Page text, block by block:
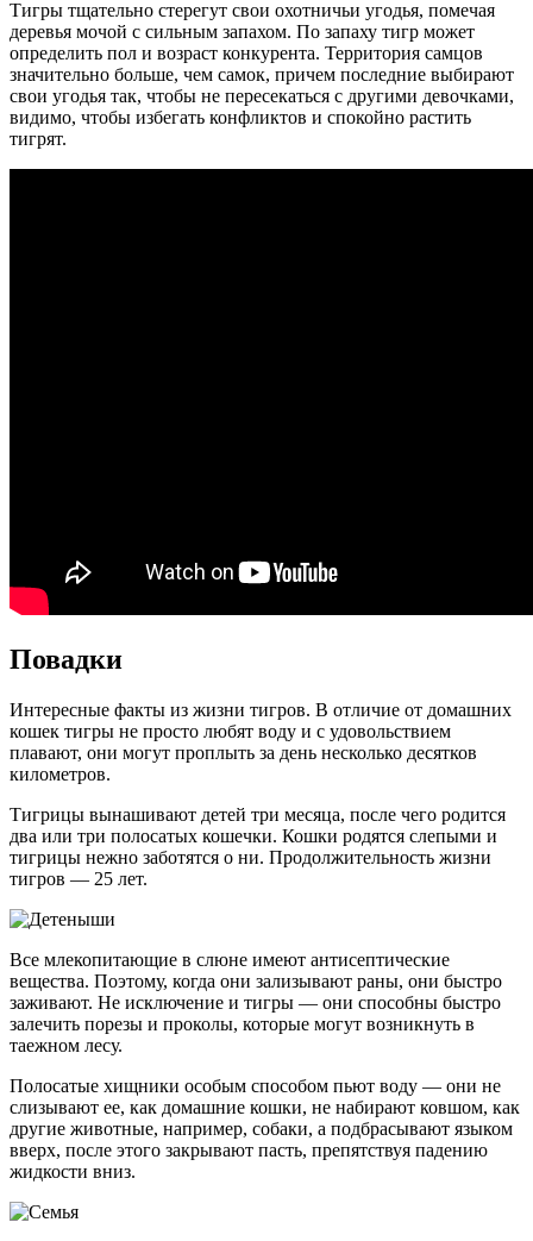
Тигры тщательно стерегут свои охотничьи угодья, помечая
деревья мочой с сильным запахом. По запаху тигр может
определить пол и возраст конкурента. Территория самцов
значительно больше, чем самок, причем последние выбирают
свои угодья так, чтобы не пересекаться с другими девочками,
видимо, чтобы избегать конфликтов и спокойно растить
тигрят.
Повадки
Интересные факты из жизни тигров. В отличие от домашних
кошек тигры не просто любят воду и с удовольствием
плавают, они могут проплыть за день несколько десятков
километров.
Тигрицы вынашивают детей три месяца, после чего родится
два или три полосатых кошечки. Кошки родятся слепыми и
тигрицы нежно заботятся о ни. Продолжительность жизни
тигров — 25 лет.
Все млекопитающие в слюне имеют антисептические
вещества. Поэтому, когда они зализывают раны, они быстро
заживают. Не исключение и тигры — они способны быстро
залечить порезы и проколы, которые могут возникнуть в
таежном лесу.
Полосатые хищники особым способом пьют воду — они не
слизывают ее, как домашние кошки, не набирают ковшом, как
другие животные, например, собаки, а подбрасывают языком
вверх, после этого закрывают пасть, препятствуя падению
жидкости вниз.